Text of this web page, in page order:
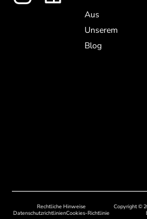
Aus
Unserem
Blog
Rechtliche Hinweise
DatenschutzrichtlinienCookies-Richtlinie
Copyright ©